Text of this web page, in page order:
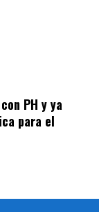
PH y ya
para el